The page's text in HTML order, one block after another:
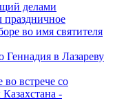
делами
праздничное
во имя святителя
Геннадия в Лазареву
встрече со
-